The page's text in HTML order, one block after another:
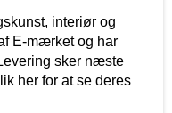
interiør og
E-mærket og har
sker næste
her for at se deres